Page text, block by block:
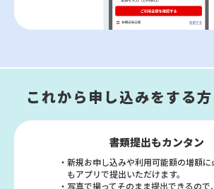
これから申し込みをする方
書類提出もカンタン
・新規お申し込みや利用可能額の増額に
もアプリで提出いただけます。
・写真で撮ってそのまま提出できるので、